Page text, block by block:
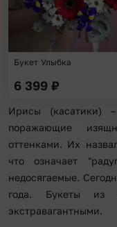
Букет Улыбка
6 399 ₽
Ирисы (касатики) –
поражающие
оттенками. Их
что означает
недосягаемые.
года. Букеты из
экстравагантными.